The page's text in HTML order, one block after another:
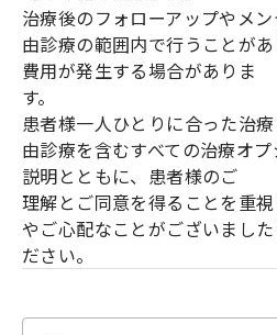
治療後のフォローアップやメ
由診療の範囲内で行うことが
費用が発生する場合がありま
す。
患者様一人ひとりに合った治
由診療を含むすべての治療オ
説明とともに、患者様のご
理解とご同意を得ることを重
やご心配なことがございまし
ださい。